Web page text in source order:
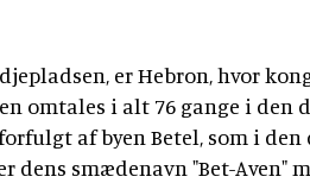
er Hebron, hvor
omtales i alt 76 gange i den
af byen Betel, som i den
smædenavn "Bet-Aven"